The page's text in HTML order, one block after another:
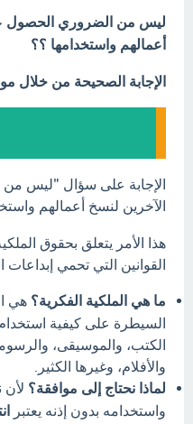
ليس من الضروري الحصول
أعمالهم واستخدامها ؟؟
الإجابة الصحيحة من خلال
الإجابة على سؤال "ليس
الآخرين لنسخ أعمالهم
هذا الأمر يتعلق بحقوق
القوانين التي تحمي
ما هي الملكية الفكرية؟ هي
السيطرة على كيفية
الكتب، والموسيقى،
والأفلام، وغيرها الكثير.
لماذا نحتاج إلى موافقة؟
واستخدامه بدون إذنه يعتبر